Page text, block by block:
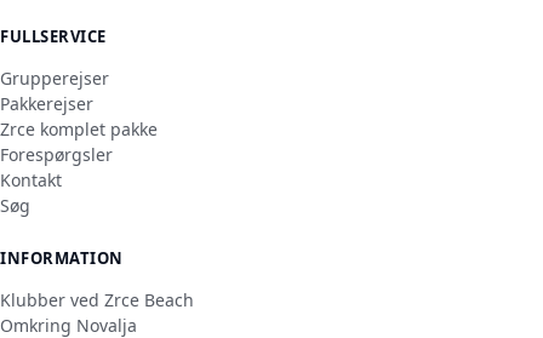
FULLSERVICE
Grupperejser
Pakkerejser
Zrce komplet pakke
Forespørgsler
Kontakt
Søg
INFORMATION
Klubber ved Zrce Beach
Omkring Novalja